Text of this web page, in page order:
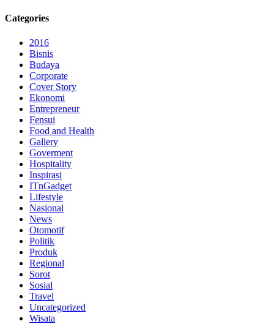
Categories
2016
Bisnis
Budaya
Corporate
Cover Story
Ekonomi
Entrepreneur
Fensui
Food and Health
Gallery
Goverment
Hospitality
Inspirasi
ITnGadget
Lifestyle
Nasional
News
Otomotif
Politik
Produk
Regional
Sorot
Sosial
Travel
Uncategorized
Wisata